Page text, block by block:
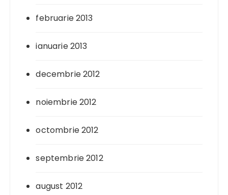
februarie 2013
ianuarie 2013
decembrie 2012
noiembrie 2012
octombrie 2012
septembrie 2012
august 2012